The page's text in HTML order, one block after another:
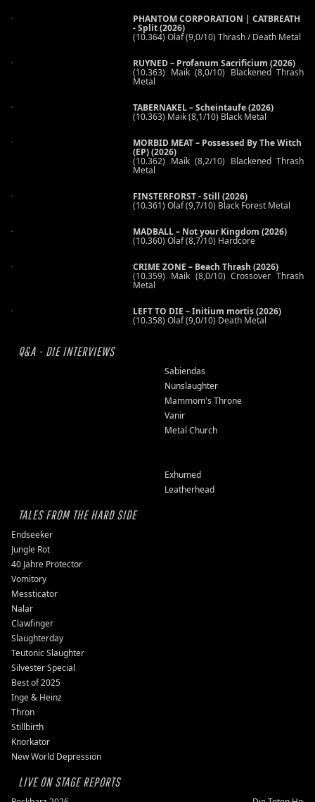
PHANTOM CORPORATION | CATBREATH
- Split (2026)
(10.364) Olaf (9,0/10) Thrash / Death Metal
RUYNED – Profanum Sacrificium (2026)
(10.363) Maik (8,0/10) Blackened Thrash
Metal
TABERNAKEL – Scheintaufe (2026)
(10.363) Maik (8,1/10) Black Metal
MORBID MEAT – Possessed By The Witch
(EP) (2026)
(10.362) Maik (8,2/10) Blackened Thrash
Metal
FINSTERFORST - Still (2026)
(10.361) Olaf (9,7/10) Black Forest Metal
MADBALL – Not your Kingdom (2026)
(10.360) Olaf (8,7/10) Hardcore
CRIME ZONE – Beach Thrash (2026)
(10.359) Maik (8,0/10) Crossover Thrash
Metal
LEFT TO DIE – Initium mortis (2026)
(10.358) Olaf (9,0/10) Death Metal
Q&A - DIE INTERVIEWS
Sabiendas
Nunslaughter
Mammom's Throne
Vanir
Metal Church
Exhumed
Leatherhead
TALES FROM THE HARD SIDE
Endseeker
Jungle Rot
40 Jahre Protector
Vomitory
Messticator
Nalar
Clawfinger
Slaughterday
Teutonic Slaughter
Silvester Special
Best of 2025
Inge & Heinz
Thron
Stillbirth
Knorkator
New World Depression
LIVE ON STAGE REPORTS